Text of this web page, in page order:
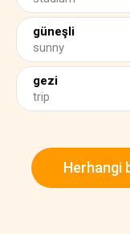
güneşli
sunny
gezi
trip
Herhangi